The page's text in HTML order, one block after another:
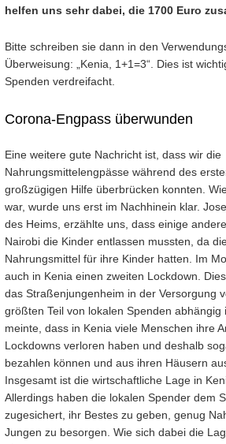
helfen uns sehr dabei, die 1700 Euro
Bitte schreiben sie dann in den
Überweisung: „Kenia, 1+1=3“. Dies ist
Spenden verdreifacht.
Corona-Engpass überwunden
Eine weitere gute Nachricht ist, dass wir die
Nahrungsmittelengpässe während des
großzügigen Hilfe überbrücken konnten.
war, wurde uns erst im Nachhinein klar.
des Heims, erzählte uns, dass einige
Nairobi die Kinder entlassen mussten, da
Nahrungsmittel für ihre Kinder hatten. Im
auch in Kenia einen zweiten Lockdown.
das Straßenjungenheim in der Versorgung
größten Teil von lokalen Spenden abhängig
meinte, dass in Kenia viele Menschen ihre
Lockdowns verloren haben und deshalb
bezahlen können und aus ihren Häusern
Insgesamt ist die wirtschaftliche Lage in
Allerdings haben die lokalen Spender dem
zugesichert, ihr Bestes zu geben, genug
Jungen zu besorgen. Wie sich dabei die